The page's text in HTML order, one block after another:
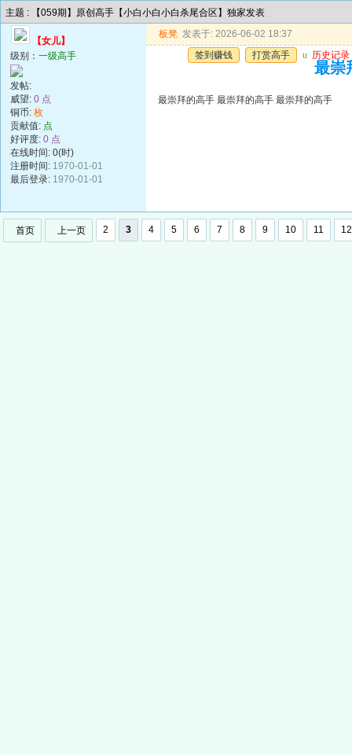
主题 : 【059期】原创高手【小白小白小白杀尾合区】独家发表
【女儿】
级别： 一级高手
发帖:
威望: 0 点
铜币: 枚
贡献值: 点
好评度: 0 点
在线时间: 0(时)
注册时间: 1970-01-01
最后登录: 1970-01-01
板凳 发表于: 2026-06-02 18:37
签到赚钱
打赏高手 u 历史记录
最崇
最崇拜的高手 最崇拜的高手 最崇拜的高手
首页 上一页 2 3 4 5 6 7 8 9 10 11 12